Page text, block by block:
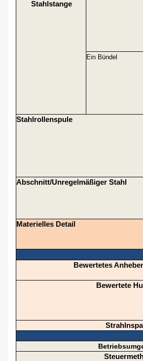
Stahlstange
Ein Bündel
Stahlrollenspule
Abschnitt/unregelmäßiger Stahl
Materielles Detail
Bewertetes
Bewertete